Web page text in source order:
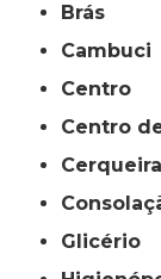
Brás
Cambuci
Centro
Centro
Glicério